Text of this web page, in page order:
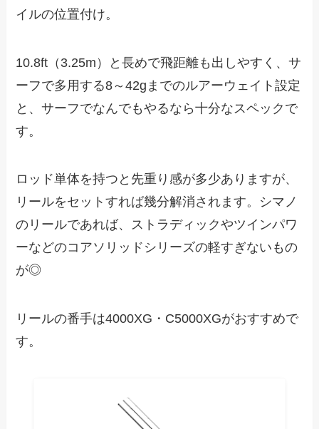
イルの位置付け。
10.8ft（3.25m）と長めで飛距離も出しやすく、サ
ーフで多用する8～42gまでのルアーウェイト設定
と、サーフでなんでもやるなら十分なスペックで
す。
ロッド単体を持つと先重り感が多少ありますが、
リールをセットすれば幾分解消されます。シマノ
のリールであれば、ストラディックやツインパワ
ーなどのコアソリッドシリーズの軽すぎないもの
が◎
リールの番手は4000XG・C5000XGがおすすめで
す。